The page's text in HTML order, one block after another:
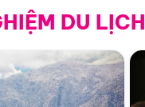
DU LỊCH